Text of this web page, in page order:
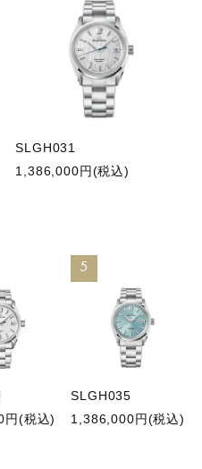
SLGH031
1,386,000円(税込)
円(税込)
5
SLGH035
1,386,000円(税込)